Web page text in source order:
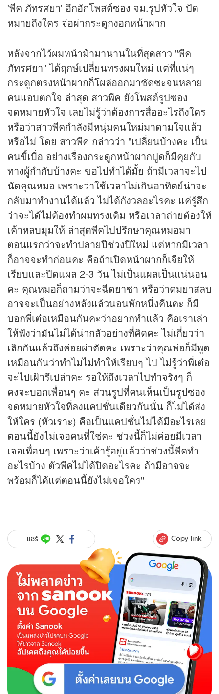
'พีค ภัทรศยา' อึกอักโพสต์ซอง จม.รูปหัวใจ ปัด
หมายถึงใคร จ่อผ่ากระดูกงอกหน้าผาก
หลังจากไว้ผมหน้าม้ามานานในที่สุดสาว "พีค
ภัทรศยา" ได้ฤกษ์เปลี่ยนทรงผมใหม่ แต่ที่แน่ๆ
กระดูกตรงหน้าผากก็โผล่ออกมาชัดซะจนหลาย
คนแอบตกใจ ล่าสุด สาวพีค ยังโพสต์รูปซอง
จดหมายหัวใจ เลยไม่รู้ว่าต้องการสื่ออะไรถึงใคร
หรือว่าสาวพีคกำลังมีหนุ่มคนใหม่มาดามใจแล้ว
หรือไม่ โดย สาวพีค กล่าวว่า "เปลี่ยนบ้างคะ เป็น
คนขี้เบื่อ อย่างเรื่องกระดูกหน้าผากปูดก็มีคุยกับ
ทางผู้กำกับบ้างคะ ขอไปทำได้มั้ย ถ้ามีเวลาจะไป
นัดคุณหมอ เพราะว่าใช้เวลาไม่เกินอาทิตย์น่าจะ
กลับมาทำงานได้แล้ว ไม่ได้กังวลอะไรคะ แค่รู้สึก
ว่าจะได้ไม่ต้องทำผมทรงเดิม หรือเวลาถ่ายต้องให้
เค้าหลบมุมให้ ล่าสุดพีคไปปรึกษาคุณหมอมา
ตอนแรกว่าจะทำปลายปีช่วงปีใหม่ แต่หากมีเวลา
ก็อาจจะทำก่อนคะ คือถ้าเปิดหน้าผากก็เจียให้
เรียบและปิดแผล 2-3 วัน ไม่เป็นแผลเป็นแน่นอน
คะ คุณหมอก็ถามว่าจะฉีดยาชา หรือว่าดมยาสลบ
อาจจะเป็นอย่างหลังแล้วนอนพักหนึ่งคืนคะ ก็มี
บอกพี่เต๋อเหมือนกันคะว่าอยากทำแล้ว คือเราเล่า
ให้ฟังว่ามันไม่ได้น่ากลัวอย่างที่คิดคะ ไม่เกี่ยวว่า
เลิกกันแล้วถึงค่อยผ่าตัดคะ เพราะว่าคุณพ่อก็มีพูด
เหมือนกันว่าทำไมไม่ทำให้เรียบๆ ไป ไม่รู้ว่าพี่เต๋อ
จะไปเฝ้ารึเปล่าคะ รอให้ถึงเวลาไปทำจริงๆ ก็
คงจะบอกเพื่อนๆ คะ ส่วนรูปที่คนเห็นเป็นรูปซอง
จดหมายหัวใจที่ลงแคปชั่นเดียวกันนั่น ก็ไม่ได้ส่ง
ให้ใคร (หัวเราะ) คือเป็นแคปชั่นไม่ได้มีอะไรเลย
ตอนนี้ยังไม่เจอคนที่ใช่คะ ช่วงนี้ก็ไม่ค่อยมีเวลา
เจอเพื่อนๆ เพราะว่าเค้ารู้อยู่แล้วว่าช่วงนี้พีคทำ
อะไรบ้าง ตัวพีคไม่ได้ปิดอะไรคะ ถ้ามีอาจจะ
พร้อมก็ได้แต่ตอนนี้ยังไม่เจอใคร"
แชร์ Copy link